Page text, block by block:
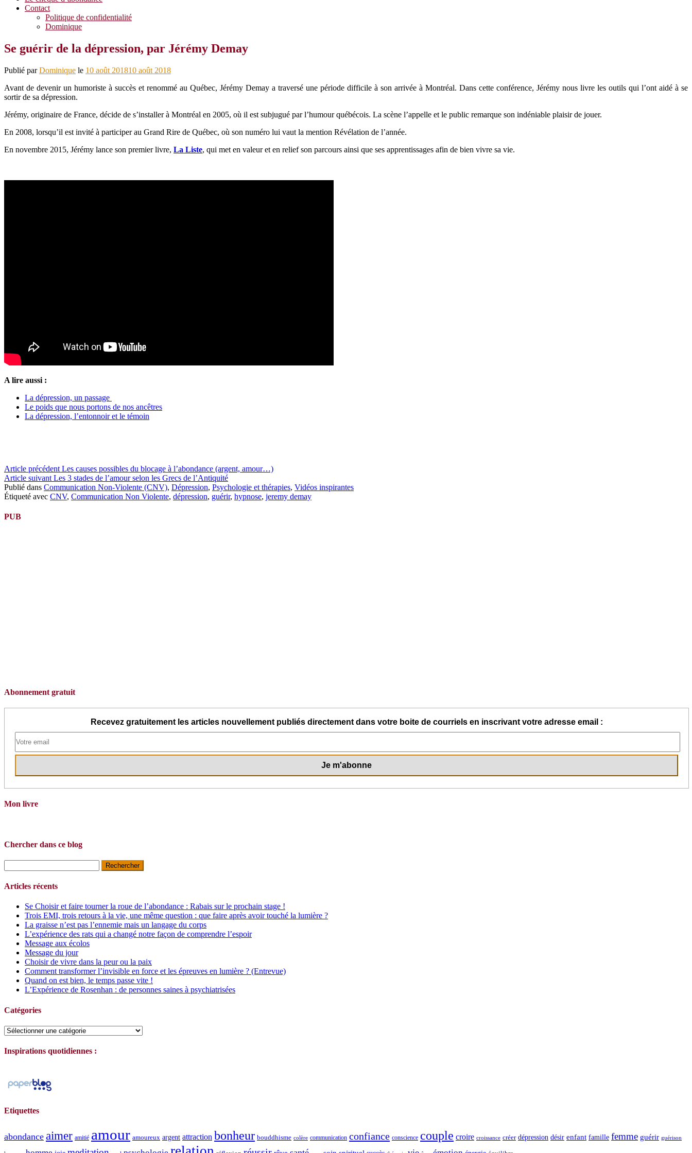
Contact
Politique de confidentialité
Dominique
Se guérir de la dépression, par Jérémy Demay
Publié parDominique le 10 août 201810 août 2018
Avant de devenir un humoriste à succès et renommé au Québec, Jérémy Demay a traversé une période difficile à son arrivée à Montréal. Dans cette conférence, Jérémy nous livre les outils qui l’ont aidé à se
sortir de sa dépression.
Jérémy, originaire de France, décide de s’installer à Montréal en 2005, où il est subjugué par l’humour québécois. La scène l’appelle et le public remarque son indéniable plaisir de jouer.
En 2008, lorsqu’il est invité à participer au Grand Rire de Québec, où son numéro lui vaut la mention Révélation de l’année.
En novembre 2015, Jérémy lance son premier livre, La Liste, qui met en valeur et en relief son parcours ainsi que ses apprentissages afin de bien vivre sa vie.
A lire aussi :
La dépression, un passage
Le poids que nous portons de nos ancêtres
La dépression, l’entonnoir et le témoin
Lire
la
suite
Article précédent Les causes possibles du blocage à l’abondance (argent, amour…)
Article suivant Les 3 stades de l’amour selon les Grecs de l’Antiquité
Publié dans Communication Non-Violente (CNV), Dépression, Psychologie et thérapies, Vidéos inspirantes
Étiqueté avec CNV, Communication Non Violente, dépression, guérir, hypnose, jeremy demay
PUB
Abonnement gratuit
Recevez gratuitement les articles nouvellement publiés directement dans votre boite de courriels en inscrivant votre adresse email :
Mon livre
Chercher dans ce blog
Articles récents
Se Choisir et faire tourner la roue de l’abondance : Rabais sur le prochain stage !
Trois EMI, trois retours à la vie, une même question : que faire après avoir touché la lumière ?
La graisse n’est pas l’ennemie mais un langage du corps
L’expérience des rats qui a changé notre façon de comprendre l’espoir
Message aux écolos
Message du jour
Choisir de vivre dans la peur ou la paix
Comment transformer l’invisible en force et les épreuves en lumière ? (Entrevue)
Quand on est bien, le temps passe vite !
L’Expérience de Rosenhan : de personnes saines à psychiatrisées
Catégories
Catégories
Inspirations quotidiennes :
Etiquettes
abondance aimer amitié amour amoureux argent attraction bonheur bouddhisme colère communication confiance conscience couple croire croissance créer dépression désir enfant famille femme guérir guérison